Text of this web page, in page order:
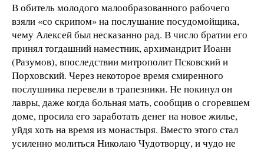
В обитель молодого малообразованного рабочего
взяли «со скрипом» на послушание посудомойщика,
чему Алексей был несказанно рад. В число братии его
принял тогдашний наместник, архимандрит Иоанн
(Разумов), впоследствии митрополит Псковский и
Порховский. Через некоторое время смиренного
послушника перевели в трапезники. Не покинул он
лавры, даже когда больная мать, сообщив о сгоревшем
доме, просила его заработать денег на новое жилье,
уйдя хоть на время из монастыря. Вместо этого стал
усиленно молиться Николаю Чудотворцу, и чудо не